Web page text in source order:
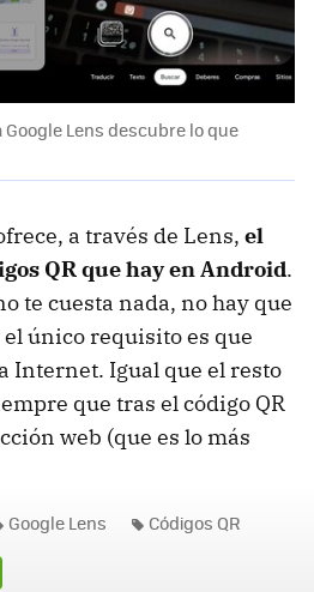
Lens descubre lo que
a través de Lens, el
QR que hay en Android.
te cuesta nada, no hay que
único requisito es que
Internet. Igual que el resto
que tras el código QR
web (que es lo más
Google Lens Códigos QR